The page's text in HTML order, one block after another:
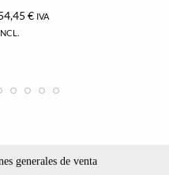
€ IVA
generales de venta